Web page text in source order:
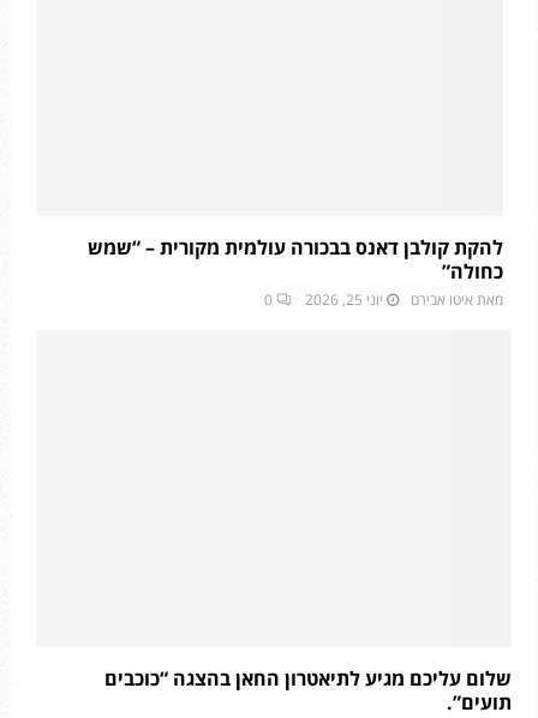
להקת קולבן דאנס בבכורה עולמית מקורית – “שמש
כחולה”
מאת איטו אבירם יוני 25, 2026 0
שלום עליכם מגיע לתיאטרון החאן בהצגה “כוכבים
תועים”.